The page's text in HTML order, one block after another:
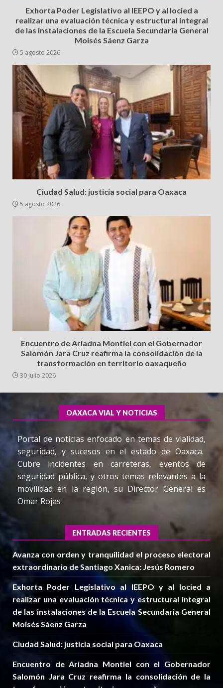
Exhorta Poder Legislativo al IEEPO y al Iocied a
realizar una evaluación técnica y estructural integral
de las instalaciones de la Escuela Secundaria General
Moisés Sáenz Garza
5 agosto 2026
Ciudad Salud: justicia social para Oaxaca
5 agosto 2026
Encuentro de Ariadna Montiel con el Gobernador
Salomón Jara Cruz reafirma la consolidación de la
transformación en territorio oaxaqueño
30 julio 2026
OAXACA VIAL Y NOTICIAS
Portal de noticias enfocado en temas de vialidad,
seguridad, y sucesos en el estado de Oaxaca.
Cubre incidentes en carreteras, eventos de
seguridad pública, y otros temas relevantes a la
movilidad en la región, su Director General es
Omar Rojas
ENTRADAS RECIENTES
Avanza con orden y tranquilidad el proceso electoral
extraordinario de Santiago Xanica: Jesús Romero
Exhorta Poder Legislativo al IEEPO y al Iocied a
realizar una evaluación técnica y estructural integral
de las instalaciones de la Escuela Secundaria General
Moisés Sáenz Garza
Ciudad Salud: justicia social para Oaxaca
Encuentro de Ariadna Montiel con el Gobernador
Salomón Jara Cruz reafirma la consolidación de la